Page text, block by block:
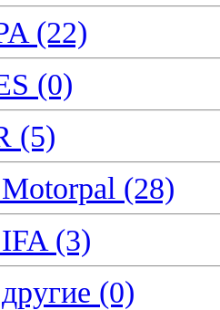
(22)
(0)
(5)
(28)
(3)
(0)